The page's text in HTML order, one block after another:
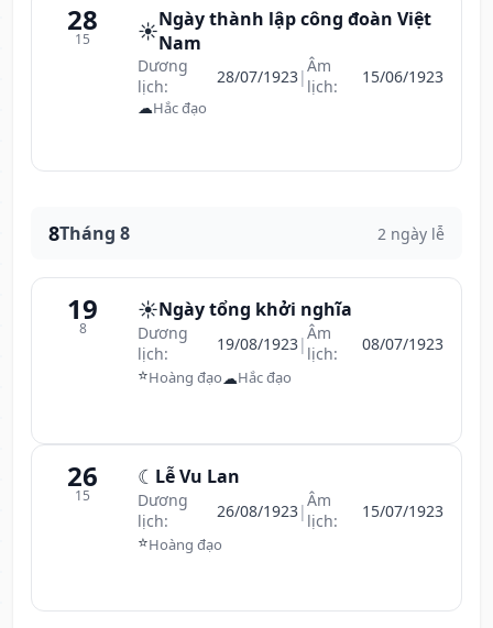
28
15 ☀️Ngày thành lập công đoàn Việt
Nam
Dương
lịch:
28/07/1923|Âm
lịch:
15/06/1923
☁Hắc đạo
8Tháng 8 2 ngày lễ
19
8
☀️Ngày tổng khởi nghĩa
Dương
lịch:
19/08/1923|Âm
lịch:
08/07/1923
⭐Hoàng đạo☁Hắc đạo
26
15
☾ Lễ Vu Lan
Dương
lịch:
26/08/1923|Âm
lịch:
15/07/1923
⭐Hoàng đạo